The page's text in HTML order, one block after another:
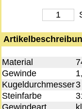
Material
Gewinde
Kugeldurchmesser
Steinfarbe